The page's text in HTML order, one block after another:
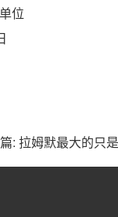
位
: 拉姆默最大的只